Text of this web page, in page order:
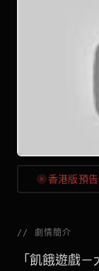
香港版預
// 劇情簡介
「飢餓遊戲